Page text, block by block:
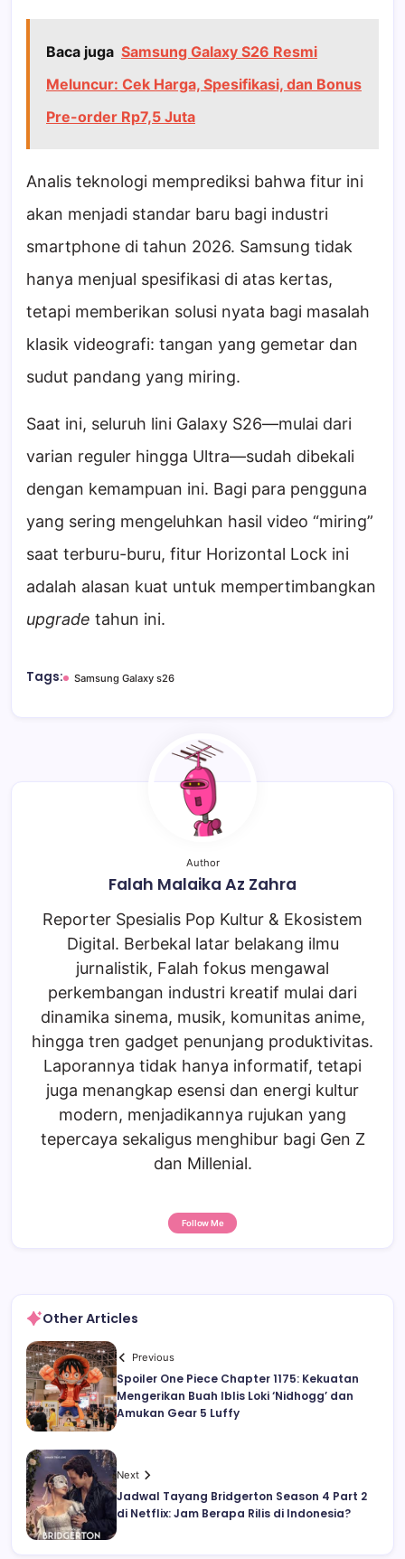
Baca juga Samsung Galaxy S26 Resmi
Meluncur: Cek Harga, Spesifikasi, dan Bonus
Pre-order Rp7,5 Juta
Analis teknologi memprediksi bahwa fitur ini
akan menjadi standar baru bagi industri
smartphone di tahun 2026. Samsung tidak
hanya menjual spesifikasi di atas kertas,
tetapi memberikan solusi nyata bagi masalah
klasik videografi: tangan yang gemetar dan
sudut pandang yang miring.
Saat ini, seluruh lini Galaxy S26—mulai dari
varian reguler hingga Ultra—sudah dibekali
dengan kemampuan ini. Bagi para pengguna
yang sering mengeluhkan hasil video “miring”
saat terburu-buru, fitur Horizontal Lock ini
adalah alasan kuat untuk mempertimbangkan
upgrade tahun ini.
Tags: Samsung Galaxy s26
Author
Falah Malaika Az Zahra
Reporter Spesialis Pop Kultur & Ekosistem
Digital. Berbekal latar belakang ilmu
jurnalistik, Falah fokus mengawal
perkembangan industri kreatif mulai dari
dinamika sinema, musik, komunitas anime,
hingga tren gadget penunjang produktivitas.
Laporannya tidak hanya informatif, tetapi
juga menangkap esensi dan energi kultur
modern, menjadikannya rujukan yang
tepercaya sekaligus menghibur bagi Gen Z
dan Millenial.
Follow Me
Other Articles
Previous
Spoiler One Piece Chapter 1175: Kekuatan
Mengerikan Buah Iblis Loki ‘Nidhogg’ dan
Amukan Gear 5 Luffy
Next
Jadwal Tayang Bridgerton Season 4 Part 2
di Netflix: Jam Berapa Rilis di Indonesia?